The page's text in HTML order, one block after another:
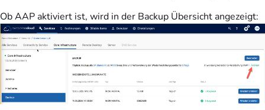
Ob AAP aktiviert ist, wird in der Backup Übersicht angezeigt: